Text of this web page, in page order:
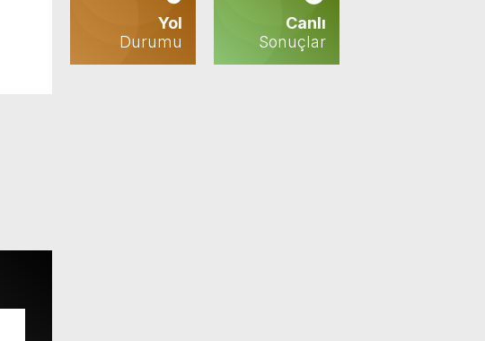
Yol
Durumu
Canlı
Sonuçlar